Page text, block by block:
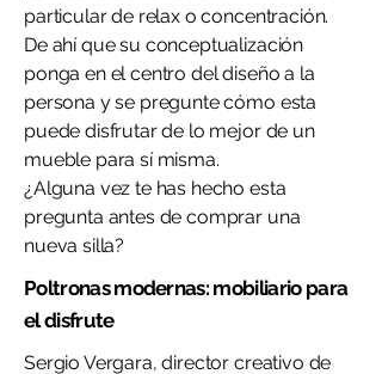
particular de relax o concentración.
De ahí que su conceptualización
ponga en el centro del diseño a la
persona y se pregunte cómo esta
puede disfrutar de lo mejor de un
mueble para sí misma.
¿Alguna vez te has hecho esta
pregunta antes de comprar una
nueva silla?
Poltronas modernas: mobiliario para
el disfrute
Sergio Vergara, director creativo de